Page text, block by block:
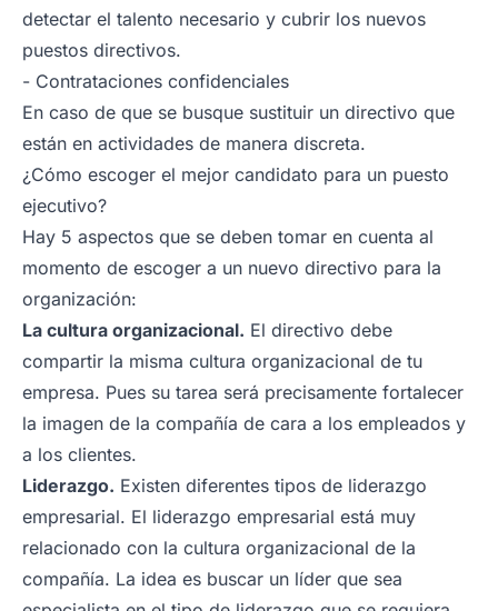
detectar el talento necesario y cubrir los nuevos
puestos directivos.
- Contrataciones confidenciales
En caso de que se busque sustituir un directivo que
están en actividades de manera discreta.
¿Cómo escoger el mejor candidato para un puesto
ejecutivo?
Hay 5 aspectos que se deben tomar en cuenta al
momento de escoger a un nuevo directivo para la
organización:
La cultura organizacional. El directivo debe
compartir la misma cultura organizacional de tu
empresa. Pues su tarea será precisamente fortalecer
la imagen de la compañía de cara a los empleados y
a los clientes.
Liderazgo. Existen diferentes tipos de liderazgo
empresarial. El liderazgo empresarial está muy
relacionado con la cultura organizacional de la
compañía. La idea es buscar un líder que sea